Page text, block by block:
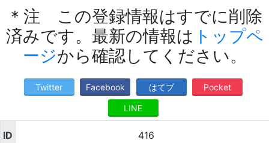
＊注 この登録情報はすでに削除
済みです。最新の情報は トップペ
ージから確認してください。
Twitter Facebook はてブ Pocket
LINE
ID 416